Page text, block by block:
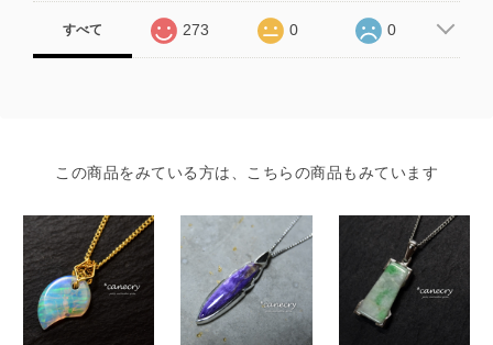
すべて 273 0 0
この商品をみている方は、こちらの商品もみています